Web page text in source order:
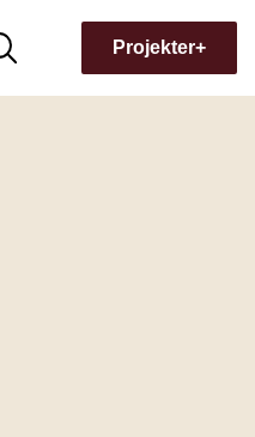
Projekter+